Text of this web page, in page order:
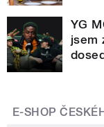
YG
jsem
E-SHOP